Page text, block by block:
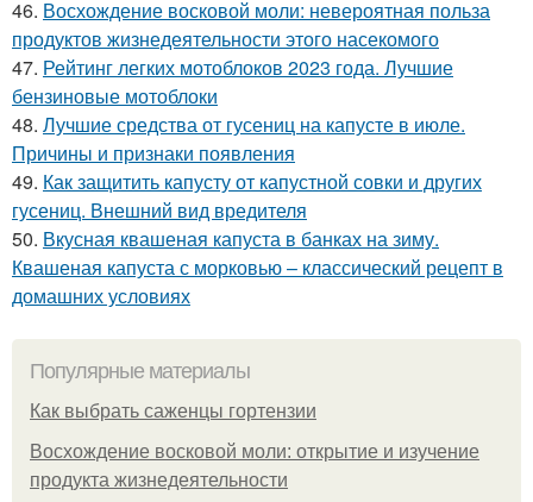
46. Восхождение восковой моли: невероятная польза
продуктов жизнедеятельности этого насекомого
47. Рейтинг легких мотоблоков 2023 года. Лучшие
бензиновые мотоблоки
48. Лучшие средства от гусениц на капусте в июле.
Причины и признаки появления
49. Как защитить капусту от капустной совки и других
гусениц. Внешний вид вредителя
50. Вкусная квашеная капуста в банках на зиму.
Квашеная капуста с морковью – классический рецепт в
домашних условиях
Популярные материалы
Как выбрать саженцы гортензии
Восхождение восковой моли: открытие и изучение
продукта жизнедеятельности